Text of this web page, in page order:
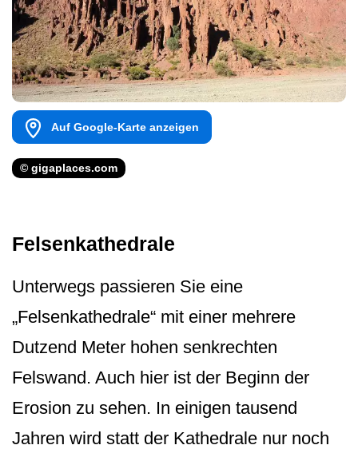
Auf Google-Karte anzeigen
© gigaplaces.com
Felsenkathedrale
Unterwegs passieren Sie eine
„Felsenkathedrale“ mit einer mehrere
Dutzend Meter hohen senkrechten
Felswand. Auch hier ist der Beginn der
Erosion zu sehen. In einigen tausend
Jahren wird statt der Kathedrale nur noch